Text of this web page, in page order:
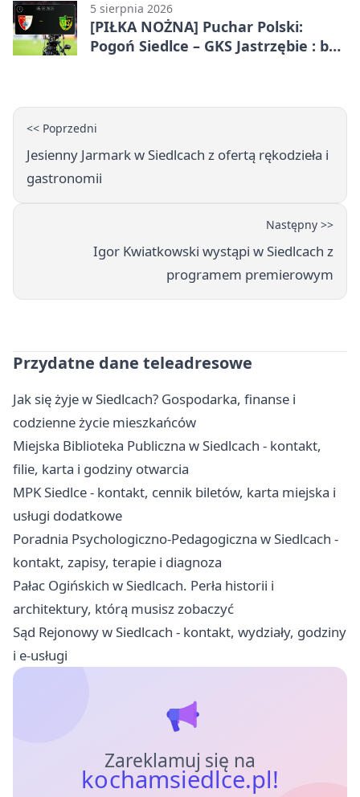
5 sierpnia 2026
[PIŁKA NOŻNA] Puchar Polski:
Pogoń Siedlce – GKS Jastrzębie : bez
<< Poprzedni
Jesienny Jarmark w Siedlcach z ofertą rękodzieła i
gastronomii
Następny >>
Igor Kwiatkowski wystąpi w Siedlcach z
programem premierowym
Przydatne dane teleadresowe
Jak się żyje w Siedlcach? Gospodarka, finanse i
codzienne życie mieszkańców
Miejska Biblioteka Publiczna w Siedlcach - kontakt,
filie, karta i godziny otwarcia
MPK Siedlce - kontakt, cennik biletów, karta miejska i
usługi dodatkowe
Poradnia Psychologiczno-Pedagogiczna w Siedlcach -
kontakt, zapisy, terapie i diagnoza
Pałac Ogińskich w Siedlcach. Perła historii i
architektury, którą musisz zobaczyć
Sąd Rejonowy w Siedlcach - kontakt, wydziały, godziny
i e-usługi
Zareklamuj się na
kochamsiedlce.pl!